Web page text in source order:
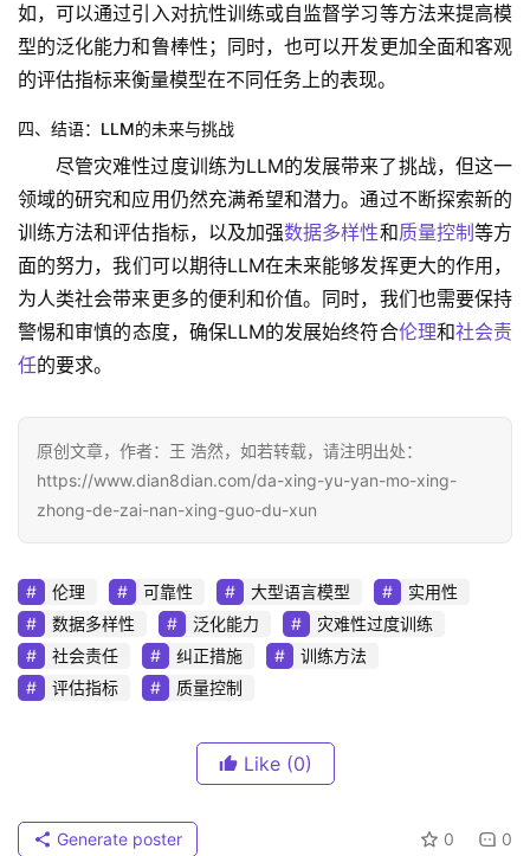
如，可以通过引入对抗性训练或自监督学习等方法来提高模
型的泛化能力和鲁棒性；同时，也可以开发更加全面和客观
的评估指标来衡量模型在不同任务上的表现。
四、结语：LLM的未来与挑战
尽管灾难性过度训练为LLM的发展带来了挑战，但这一
领域的研究和应用仍然充满希望和潜力。通过不断探索新的
训练方法和评估指标，以及加强数据多样性和质量控制 等方
面的努力，我们可以期待LLM在未来能够发挥更大的作用，
为人类社会带来更多的便利和价值。同时，我们也需要保持
警惕和审慎的态度，确保LLM的发展始终符合伦理和社会责
任的要求。
原创文章，作者：王 浩然，如若转载，请注明出处：
https://www.dian8dian.com/da-xing-yu-yan-mo-xing-
zhong-de-zai-nan-xing-guo-du-xun
伦理 可靠性 大型语言模型
实用性
数据多样性
泛化能力
灾难性过度训练
社会责任
纠正措施
训练方法
评估指标
质量控制
Like (0)
0 0
Generate poster